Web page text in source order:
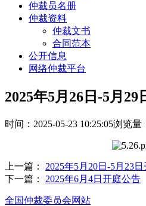
仲裁员名册
仲裁资料
仲裁文书
合同范本
公开信息
网络仲裁平台
2025年5月26日-5月29
时间：2025-05-23 10:25:05浏览量
上一篇： 2025年5月20日-5月23
下一篇： 2025年6月4日开庭公告
全国仲裁委员会网站